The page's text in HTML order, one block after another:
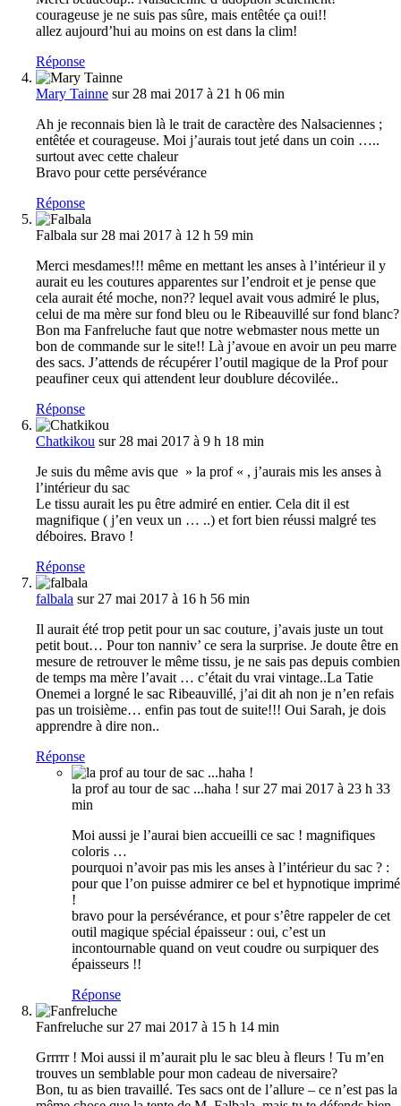
courageuse je ne suis pas sûre, mais entêtée ça oui!!
allez aujourd’hui au moins on est dans la clim!
Réponse
Mary Tainne sur 28 mai 2017 à 21 h 06 min
Ah je reconnais bien là le trait de caractère des Nalsaciennes ;
entêtée et courageuse. Moi j’aurais tout jeté dans un coin …..
surtout avec cette chaleur
Bravo pour cette persévérance
Réponse
Falbala sur 28 mai 2017 à 12 h 59 min
Merci mesdames!!! même en mettant les anses à l’intérieur il y
aurait eu les coutures apparentes sur l’endroit et je pense que
cela aurait été moche, non?? lequel avait vous admiré le plus,
celui de ma mère sur fond bleu ou le Ribeauvillé sur fond blanc?
Bon ma Fanfreluche faut que notre webmaster nous mette un
bon de commande sur le site!! Là j’avoue en avoir un peu marre
des sacs. J’attends de récupérer l’outil magique de la Prof pour
peaufiner ceux qui attendent leur doublure décovilée..
Réponse
Chatkikou sur 28 mai 2017 à 9 h 18 min
Je suis du même avis que » la prof « , j’aurais mis les anses à
l’intérieur du sac
Le tissu aurait les pu être admiré en entier. Cela dit il est
magnifique ( j’en veux un … ..) et fort bien réussi malgré tes
déboires. Bravo !
Réponse
falbala sur 27 mai 2017 à 16 h 56 min
Il aurait été trop petit pour un sac couture, j’avais juste un tout
petit bout… Pour ton nanniv’ ce sera la surprise. Je doute être en
mesure de retrouver le même tissu, je ne sais pas depuis combien
de temps ma mère l’avait … c’était du vrai vintage..La Tatie
Onemei a lorgné le sac Ribeauvillé, j’ai dit ah non je n’en refais
pas un troisième… enfin pas tout de suite!!! Oui Sarah, je dois
apprendre à dire non..
Réponse
la prof au tour de sac ...haha ! sur 27 mai 2017 à 23 h 33
min
Moi aussi je l’aurai bien accueilli ce sac ! magnifiques
coloris …
pourquoi n’avoir pas mis les anses à l’intérieur du sac ? :
pour que l’on puisse admirer ce bel et hypnotique imprimé
!
bravo pour la persévérance, et pour s’être rappeler de cet
outil magique spécial épaisseur : oui, c’est un
incontournable quand on veut coudre ou surpiquer des
épaisseurs !!
Réponse
Fanfreluche sur 27 mai 2017 à 15 h 14 min
Grrrrr ! Moi aussi il m’aurait plu le sac bleu à fleurs ! Tu m’en
trouves un semblable pour mon cadeau de niversaire?
Bon, tu as bien travaillé. Tes sacs ont de l’allure – ce n’est pas la